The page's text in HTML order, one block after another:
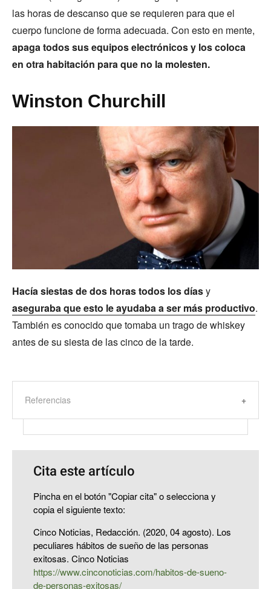
las horas de descanso que se requieren para que el
cuerpo funcione de forma adecuada. Con esto en mente,
apaga todos sus equipos electrónicos y los coloca
en otra habitación para que no la molesten.
Winston Churchill
Hacía siestas de dos horas todos los díasy
aseguraba que esto le ayudaba a ser más productivo.
También es conocido que tomaba un trago de whiskey
antes de su siesta de las cinco de la tarde.
Referencias
Cita este artículo
Pincha en el botón "Copiar cita" o selecciona y
copia el siguiente texto:
Cinco Noticias, Redacción. (2020, 04 agosto). Los
peculiares hábitos de sueño de las personas
exitosas. Cinco Noticias
https://www.cinconoticias.com/habitos-de-sueno-
de-personas-exitosas/